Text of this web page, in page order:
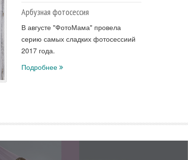
Арбузная фотосессия
В августе "ФотоМама" провела
серию самых сладких фотосессиий
2017 года.
Подробнее